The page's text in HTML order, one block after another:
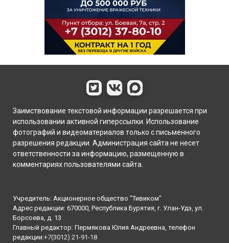
Заимствование текстовой информации разрешается при
использовании активной гиперссылки. Использование
фотографий и видеоматериалов только с письменного
разрешения редакции. Администрация сайта не несет
ответственности за информацию, размещенную в
комментариях пользователями сайта.
Учредитель: Акционерное общество "Тивиком"
Адрес редакции: 670000, Республика Бурятия, г. Улан-Удэ, ул.
Борсоева, д. 13
Главный редактор: Пермякова Юлия Андреевна, телефон
редакции:+7(3012) 21-91-18